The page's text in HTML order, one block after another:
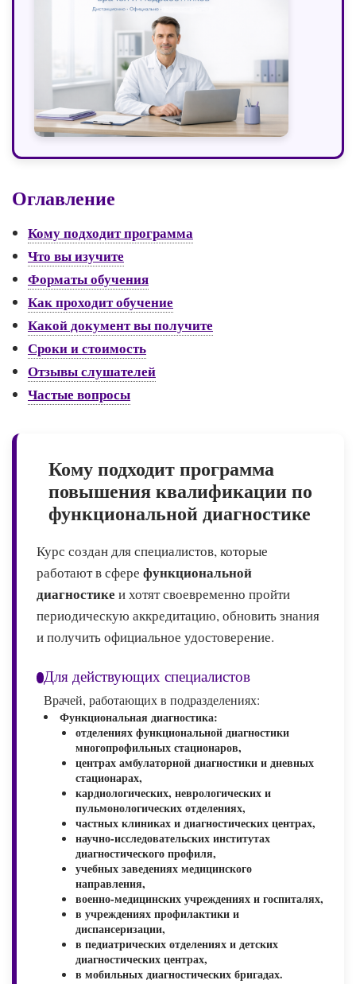
Оглавление
Кому подходит программа
Что вы изучите
Форматы обучения
Как проходит обучение
Какой документ вы получите
Сроки и стоимость
Отзывы слушателей
Частые вопросы
Кому подходит программа
повышения квалификации по
функциональной диагностике
Курс создан для специалистов, которые
работают в сфере функциональной
диагностике и хотят своевременно пройти
периодическую аккредитацию, обновить знания
и получить официальное удостоверение.
Для действующих специалистов
Врачей, работающих в подразделениях:
Функциональная диагностика:
отделениях функциональной диагностики
многопрофильных стационаров,
центрах амбулаторной диагностики и дневных
стационарах,
кардиологических, неврологических и
пульмонологических отделениях,
частных клиниках и диагностических центрах,
научно-исследовательских институтах
диагностического профиля,
учебных заведениях медицинского
направления,
военно-медицинских учреждениях и госпиталях,
в учреждениях профилактики и
диспансеризации,
в педиатрических отделениях и детских
диагностических центрах,
в мобильных диагностических бригадах.